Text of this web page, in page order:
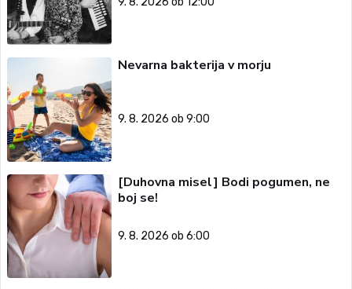
Nevarna bakterija v morju
9. 8. 2026 ob 9:00
[Duhovna misel] Bodi pogumen, ne
boj se!
9. 8. 2026 ob 6:00